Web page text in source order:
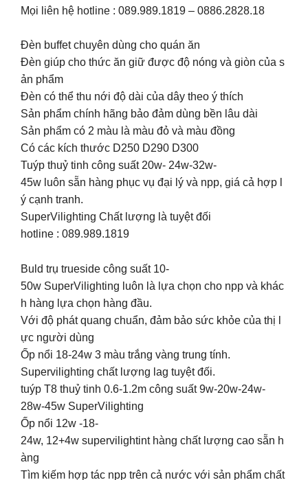
Mọi liên hệ hotline : 089.989.1819 – 0886.2828.18
Đèn buffet chuyên dùng cho quán ăn
Đèn giúp cho thức ăn giữ được độ nóng và giòn của s
ản phẩm
Đèn có thể thu nới độ dài của dây theo ý thích
Sản phẩm chính hãng bảo đảm dùng bền lâu dài
Sản phẩm có 2 màu là màu đỏ và màu đồng
Có các kích thước D250 D290 D300
Tuýp thuỷ tinh công suất 20w- 24w-32w-
45w luôn sẵn hàng phục vụ đại lý và npp, giá cả hợp l
ý cạnh tranh.
SuperVilighting Chất lượng là tuyệt đối
hotline : 089.989.1819
Buld trụ trueside công suất 10-
50w SuperVilighting luôn là lựa chọn cho npp và khác
h hàng lựa chọn hàng đầu.
Với độ phát quang chuẩn, đảm bảo sức khỏe của thị l
ực người dùng
Ốp nổi 18-24w 3 màu trắng vàng trung tính.
Supervilighting chất lượng lag tuyệt đối.
tuýp T8 thuỷ tinh 0.6-1.2m công suất 9w-20w-24w-
28w-45w SuperVilighting
Ốp nổi 12w -18-
24w, 12+4w supervilightint hàng chất lượng cao sẵn h
àng
Tìm kiếm hợp tác npp trên cả nước với sản phẩm chất